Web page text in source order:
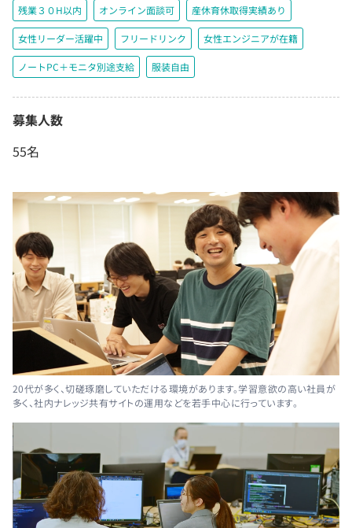
残業３０H以内 オンライン面談可 産休育休取得実績あり
女性リーダー活躍中 フリードリンク 女性エンジニアが在籍
ノートPC＋モニタ別途支給 服装自由
募集人数
55名
20代が多く、切磋琢磨していただける環境があります。学習意欲の高い社員が
多く、社内ナレッジ共有サイトの運用などを若手中心に行っています。